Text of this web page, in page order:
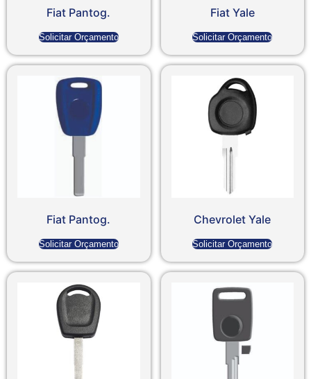
Fiat Pantog.
Solicitar Orçamento
Fiat Yale
Solicitar Orçamento
Fiat Pantog.
Solicitar Orçamento
Chevrolet Yale
Solicitar Orçamento